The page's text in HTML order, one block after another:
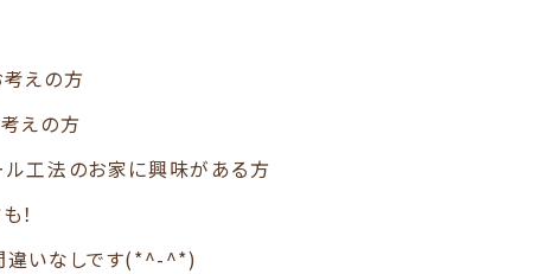
えの方
えの方
工法のお家に興味がある方
！
違いなしです(*^-^*)